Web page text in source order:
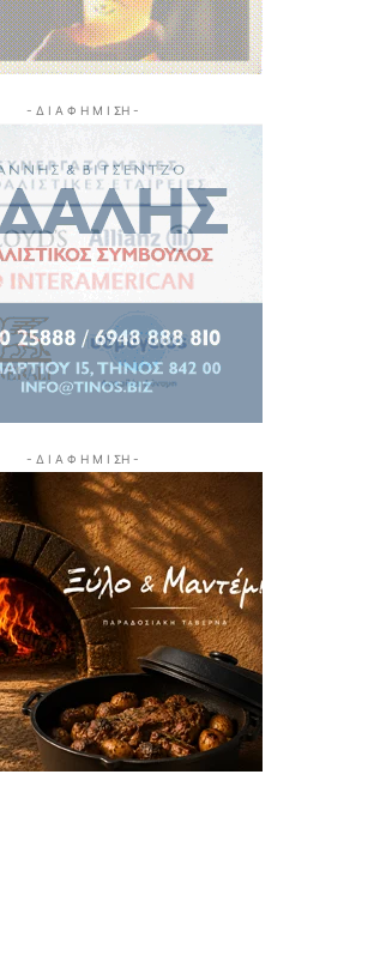
- Δ Ι Α Φ Η Μ Ι ΣΗ -
- Δ Ι Α Φ Η Μ Ι ΣΗ -